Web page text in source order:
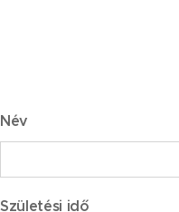
Név
Születési idő